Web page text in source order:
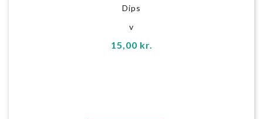
Dips
v
15,00 kr.